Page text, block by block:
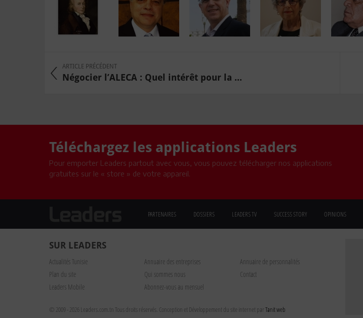
ARTICLE PRÉCÉDENT
Négocier l’ALECA : Quel intérêt pour la ...
Téléchargez les applications Leaders
Pour emporter Leaders partout avec vous, vous pouvez télécharger nos applications
gratuites sur le « store » de votre appareil.
PARTENAIRES DOSSIERS LEADERS TV SUCCESS STORY OPINIONS
SUR LEADERS
Actualités Tunisie Annuaire des entreprises
Annuaire de personnalités
Plan du site
Qui sommes nous
Contact
Leaders Mobile
Abonnez-vous au mensuel
© 2009 - 2026 Leaders.com.tn Tous droits réservés. Conception et Développement du site internet parTanit web